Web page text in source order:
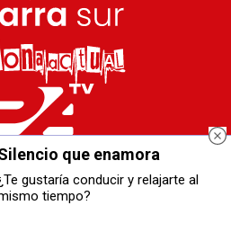
que enamora
gustaría conducir y relajarte al
tiempo?